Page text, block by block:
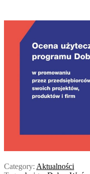
Category: Aktualności